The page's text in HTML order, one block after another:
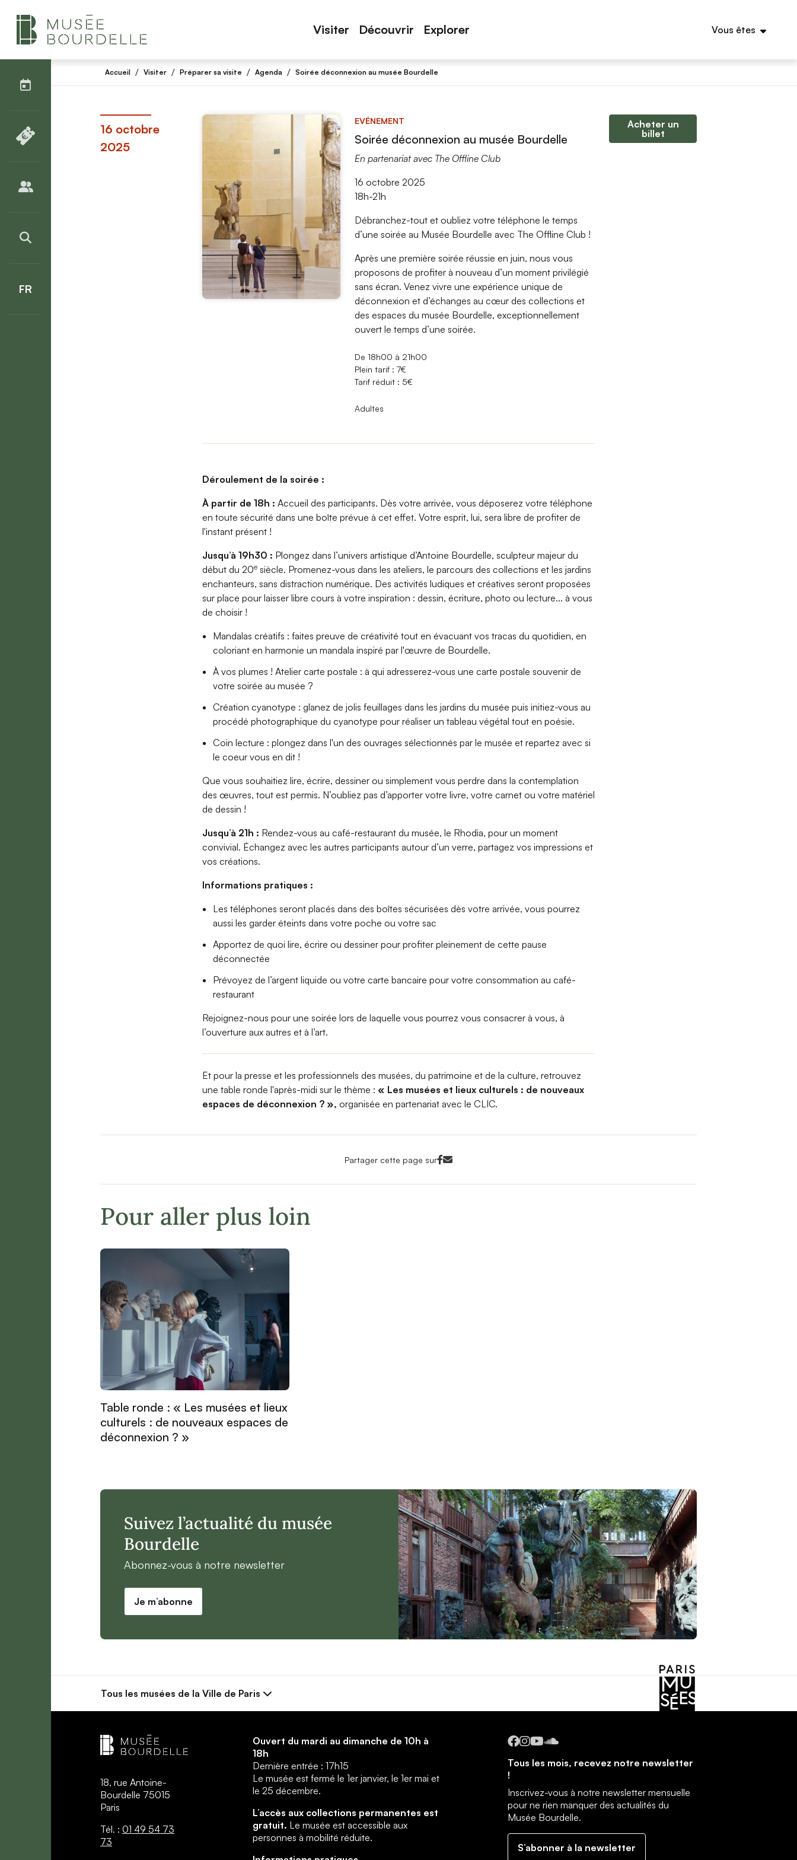
Visiter Découvrir Explorer Vous êtes
PUBLICS
>RECHERCHER
FR
Accueil / Visiter / Préparer sa visite / Agenda / Soirée déconnexion au musée Bourdelle
16 octobre
2025
EVÉNEMENT
Soirée déconnexion au musée Bourdelle
En partenariat avec The Offline Club
16 octobre 2025
18h-21h
Débranchez-tout et oubliez votre téléphone le temps
d’une soirée au Musée Bourdelle avec The Offline Club !
Après une première soirée réussie en juin, nous vous
proposons de profiter à nouveau d’un moment privilégié
sans écran. Venez vivre une expérience unique de
déconnexion et d’échanges au cœur des collections et
des espaces du musée Bourdelle, exceptionnellement
ouvert le temps d’une soirée.
De 18h00 à 21h00
Plein tarif : 7€
Tarif réduit : 5€
Adultes
Acheter un
billet
Déroulement de la soirée :
À partir de 18h : Accueil des participants. Dès votre arrivée, vous déposerez votre téléphone
en toute sécurité dans une boîte prévue à cet effet. Votre esprit, lui, sera libre de profiter de
l'instant présent !
Jusqu’à 19h30 : Plongez dans l’univers artistique d’Antoine Bourdelle, sculpteur majeur du
début du 20esiècle. Promenez-vous dans les ateliers, le parcours des collections et les jardins
enchanteurs, sans distraction numérique. Des activités ludiques et créatives seront proposées
sur place pour laisser libre cours à votre inspiration : dessin, écriture, photo ou lecture... à vous
de choisir !
Mandalas créatifs : faites preuve de créativité tout en évacuant vos tracas du quotidien, en
coloriant en harmonie un mandala inspiré par l'œuvre de Bourdelle.
Àvos plumes ! Atelier carte postale : à qui adresserez-vous une carte postale souvenir de
votre soirée au musée ?
Création cyanotype : glanez de jolis feuillages dans les jardins du musée puis initiez-vous au
procédé photographique du cyanotype pour réaliser un tableau végétal tout en poésie.
Coin lecture : plongez dans l'un des ouvrages sélectionnés par le musée et repartez avec si
le coeur vous en dit !
Que vous souhaitiez lire, écrire, dessiner ou simplement vous perdre dans la contemplation
des œuvres, tout est permis. N’oubliez pas d’apporter votre livre, votre carnet ou votre matériel
de dessin !
Jusqu’à 21h : Rendez-vous au café-restaurant du musée, le Rhodia, pour un moment
convivial. Échangez avec les autres participants autour d’un verre, partagez vos impressions et
vos créations.
Informations pratiques :
Les téléphones seront placés dans des boîtes sécurisées dès votre arrivée, vous pourrez
aussi les garder éteints dans votre poche ou votre sac
Apportez de quoi lire, écrire ou dessiner pour profiter pleinement de cette pause
déconnectée
Prévoyez de l’argent liquide ou votre carte bancaire pour votre consommation au café-
restaurant
Rejoignez-nous pour une soirée lors de laquelle vous pourrez vous consacrerà vous, à
l’ouverture auxautres età l’art.
Et pour la presse et les professionnels des musées, du patrimoine et de la culture, retrouvez
une table ronde l'après-midi sur le thème : « Les musées et lieux culturels : de nouveaux
espaces de déconnexion ? », organisée en partenariat avec le CLIC.
Partager cette page surFacebook<
Mail<
Pour aller plus loin
Table ronde : « Les musées et lieux
culturels : de nouveaux espaces de
déconnexion ? »
Suivez l’actualité du musée
Bourdelle
Abonnez-vous à notre newsletter
Je m’abonne
Tous les musées de la Ville de Paris
18, rue Antoine-
Bourdelle 75015
Paris
Tél. : 01 49 54 73
73
Ouvert du mardi au dimanche de 10h à
18h
Dernière entrée : 17h15
Le musée est fermé le 1er janvier, le 1er mai et
le 25 décembre.
L’accès aux collections permanentes est
gratuit. Le musée est accessible aux
personnes à mobilité réduite.
Facebook
Instagram
YouTube
SoundCloud
Tous les mois, recevez notre newsletter
!
Inscrivez-vous à notre newsletter mensuelle
pour ne rien manquer des actualités du
Musée Bourdelle.
S’abonner à la newsletter